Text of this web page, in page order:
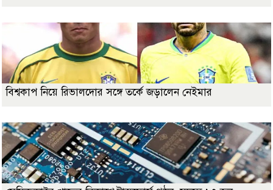
বিশ্বকাপ নিয়ে রিভালদোর সঙ্গে তর্কে জড়ালেন নেইমার